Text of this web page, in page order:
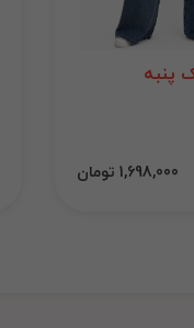
پنبه
1,698,000 تومان